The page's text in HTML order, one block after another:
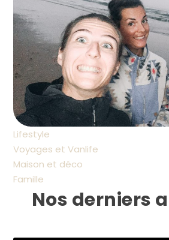
Lifestyle
Voyages et Vanlife
Maison et déco
Famille
Nos derniers